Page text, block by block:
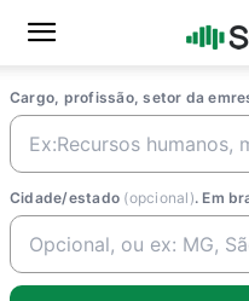
Cargo, profissão, setor da
Cidade/estado (opcional). Em